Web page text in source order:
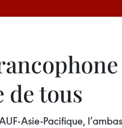
tous
Asie-Pacifique,